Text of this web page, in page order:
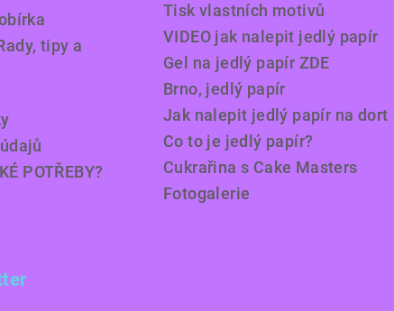
tipy a
POTŘEBY?
Tisk vlastních motivů
VIDEO jak nalepit jedlý papír
Gel na jedlý papír ZDE
Brno, jedlý papír
Jak nalepit jedlý papír na dort
Co to je jedlý papír?
Cukrařina s Cake Masters
Fotogalerie